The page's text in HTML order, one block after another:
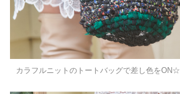
カラフルニットのトートバッグで差し色をON☆